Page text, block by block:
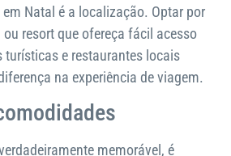
Natal é a localização. Optar por
resort que ofereça fácil acesso
turísticas e restaurantes locais
na experiência de viagem.
memorável, é